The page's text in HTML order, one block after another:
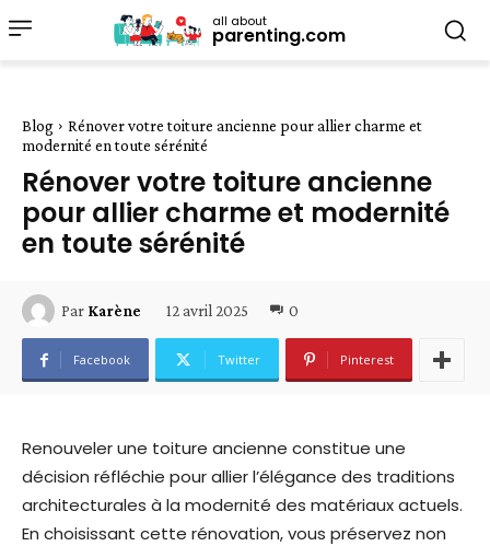
all about
parenting.com
Blog
Rénover votre toiture ancienne pour allier charme et
modernité en toute sérénité
Rénover votre toiture ancienne
pour allier charme et modernité
en toute sérénité
Par Karène 12 avril 2025 0
Facebook Twitter Pinterest
Renouveler une toiture ancienne constitue une
décision réfléchie pour allier l’élégance des traditions
architecturales à la modernité des matériaux actuels.
En choisissant cette rénovation, vous préservez non